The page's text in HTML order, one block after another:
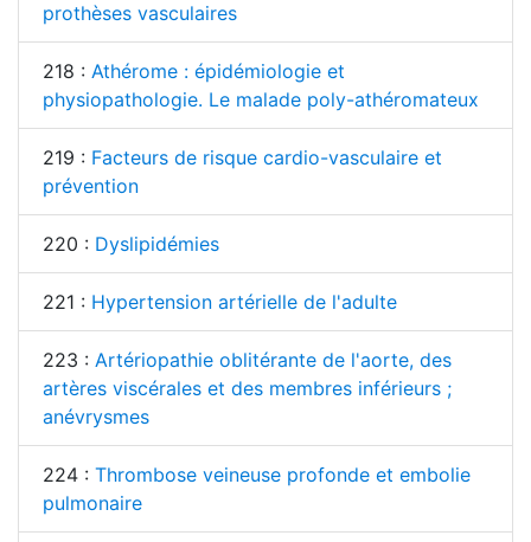
prothèses vasculaires
218 : Athérome : épidémiologie et
physiopathologie. Le malade poly-athéromateux
219 : Facteurs de risque cardio-vasculaire et
prévention
220 : Dyslipidémies
221 : Hypertension artérielle de l'adulte
223 : Artériopathie oblitérante de l'aorte, des
artères viscérales et des membres inférieurs ;
anévrysmes
224 : Thrombose veineuse profonde et embolie
pulmonaire